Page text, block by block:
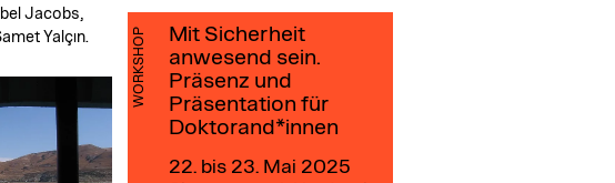
Jacobs,
Yalçın.
WORKSHOP
Mit Sicherheit
anwesend sein.
Präsenz und
Präsentation für
Doktorand*innen
22. bis 23. Mai 2025